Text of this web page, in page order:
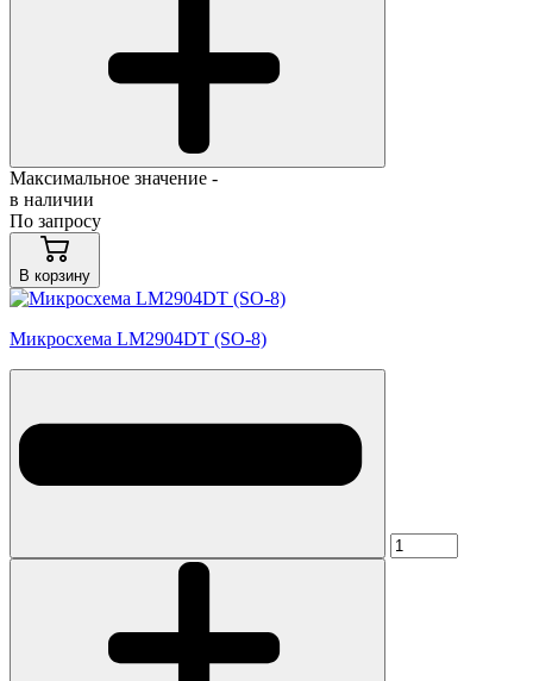
Максимальное значение -
в наличии
По запросу
В корзину
Микросхема LM2904DT (SO-8)